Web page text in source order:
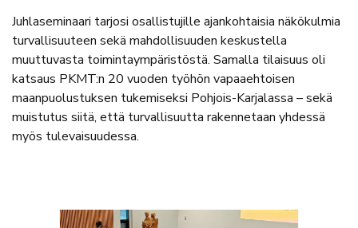
Juhlaseminaari tarjosi osallistujille ajankohtaisia näkökulmia
turvallisuuteen sekä mahdollisuuden keskustella
muuttuvasta toimintaympäristöstä. Samalla tilaisuus oli
katsaus PKMT:n 20 vuoden työhön vapaaehtoisen
maanpuolustuksen tukemiseksi Pohjois-Karjalassa – sekä
muistutus siitä, että turvallisuutta rakennetaan yhdessä
myös tulevaisuudessa.